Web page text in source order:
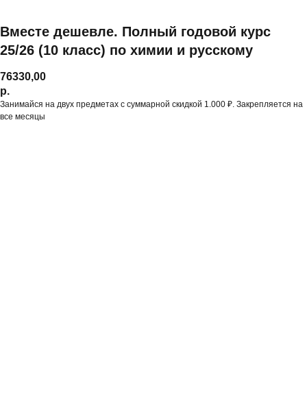
Вместе дешевле. Полный годовой курс
25/26 (10 класс) по химии и русскому
76330,00
р.
Занимайся на двух предметах с суммарной скидкой 1.000 ₽. Закрепляется на
все месяцы